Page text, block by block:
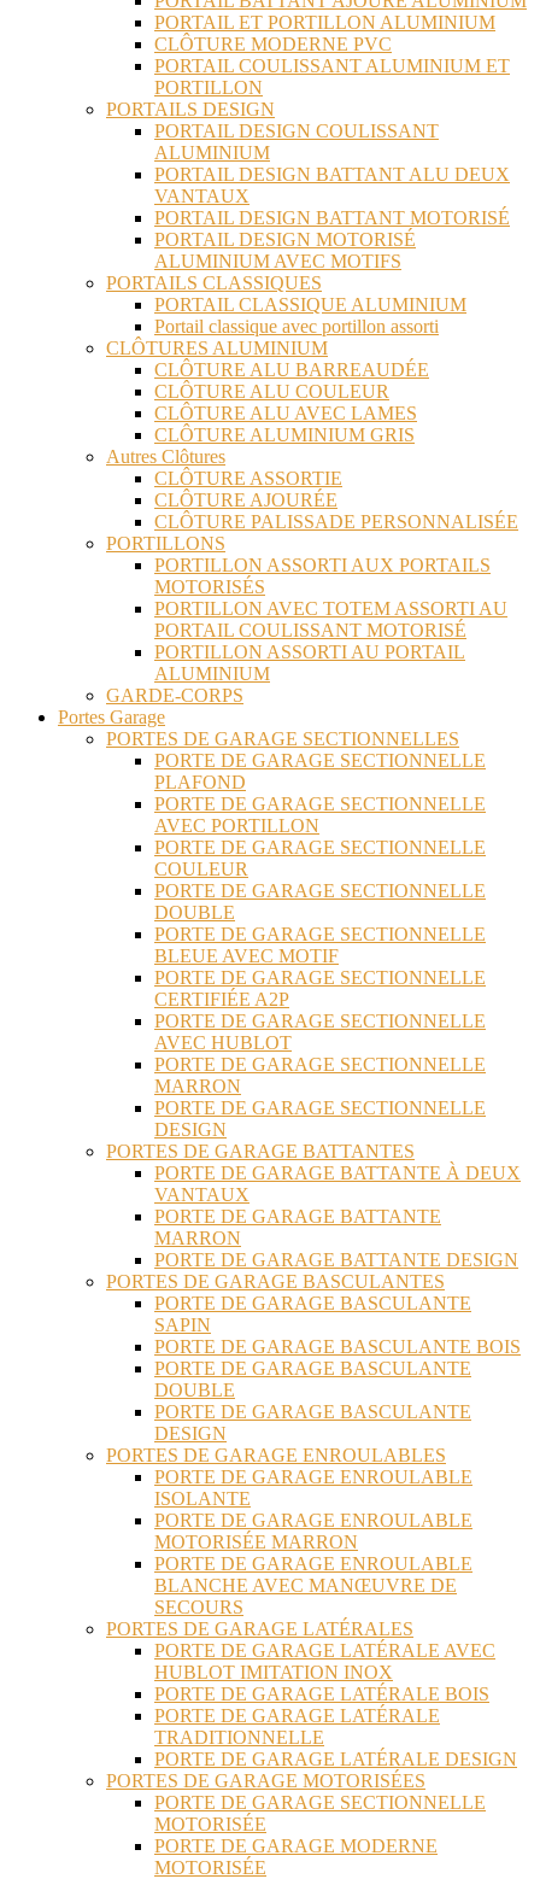
PORTAIL ET PORTILLON ALUMINIUM
CLÔTURE MODERNE PVC
PORTAIL COULISSANT ALUMINIUM ET
PORTILLON
PORTAILS DESIGN
PORTAIL DESIGN COULISSANT
ALUMINIUM
PORTAIL DESIGN BATTANT ALU DEUX
VANTAUX
PORTAIL DESIGN BATTANT MOTORISÉ
PORTAIL DESIGN MOTORISÉ
ALUMINIUM AVEC MOTIFS
PORTAILS CLASSIQUES
PORTAIL CLASSIQUE ALUMINIUM
Portail classique avec portillon assorti
CLÔTURES ALUMINIUM
CLÔTURE ALU BARREAUDÉE
CLÔTURE ALU COULEUR
CLÔTURE ALU AVEC LAMES
CLÔTURE ALUMINIUM GRIS
Autres Clôtures
CLÔTURE ASSORTIE
CLÔTURE AJOURÉE
CLÔTURE PALISSADE PERSONNALISÉE
PORTILLONS
PORTILLON ASSORTI AUX PORTAILS
MOTORISÉS
PORTILLON AVEC TOTEM ASSORTI AU
PORTAIL COULISSANT MOTORISÉ
PORTILLON ASSORTI AU PORTAIL
ALUMINIUM
GARDE-CORPS
Portes Garage
PORTES DE GARAGE SECTIONNELLES
PORTE DE GARAGE SECTIONNELLE
PLAFOND
PORTE DE GARAGE SECTIONNELLE
AVEC PORTILLON
PORTE DE GARAGE SECTIONNELLE
COULEUR
PORTE DE GARAGE SECTIONNELLE
DOUBLE
PORTE DE GARAGE SECTIONNELLE
BLEUE AVEC MOTIF
PORTE DE GARAGE SECTIONNELLE
CERTIFIÉE A2P
PORTE DE GARAGE SECTIONNELLE
AVEC HUBLOT
PORTE DE GARAGE SECTIONNELLE
MARRON
PORTE DE GARAGE SECTIONNELLE
DESIGN
PORTES DE GARAGE BATTANTES
PORTE DE GARAGE BATTANTE À DEUX
VANTAUX
PORTE DE GARAGE BATTANTE
MARRON
PORTE DE GARAGE BATTANTE DESIGN
PORTES DE GARAGE BASCULANTES
PORTE DE GARAGE BASCULANTE
SAPIN
PORTE DE GARAGE BASCULANTE BOIS
PORTE DE GARAGE BASCULANTE
DOUBLE
PORTE DE GARAGE BASCULANTE
DESIGN
PORTES DE GARAGE ENROULABLES
PORTE DE GARAGE ENROULABLE
ISOLANTE
PORTE DE GARAGE ENROULABLE
MOTORISÉE MARRON
PORTE DE GARAGE ENROULABLE
BLANCHE AVEC MANŒUVRE DE
SECOURS
PORTES DE GARAGE LATÉRALES
PORTE DE GARAGE LATÉRALE AVEC
HUBLOT IMITATION INOX
PORTE DE GARAGE LATÉRALE BOIS
PORTE DE GARAGE LATÉRALE
TRADITIONNELLE
PORTE DE GARAGE LATÉRALE DESIGN
PORTES DE GARAGE MOTORISÉES
PORTE DE GARAGE SECTIONNELLE
MOTORISÉE
PORTE DE GARAGE MODERNE
MOTORISÉE